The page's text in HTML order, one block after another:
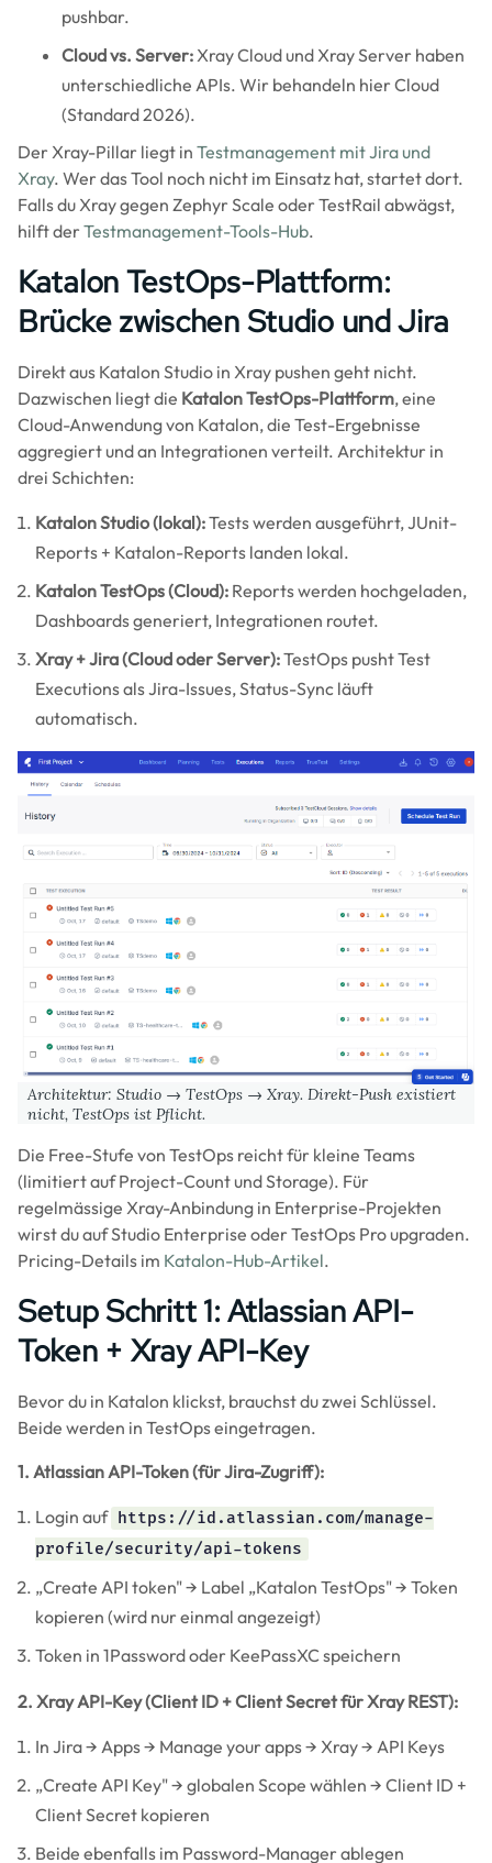
pushbar.
Cloud vs. Server:Xray Cloud und Xray Server haben
unterschiedliche APIs. Wir behandeln hier Cloud
(Standard 2026).
Der Xray-Pillar liegt in Testmanagement mit Jira und
Xray. Wer das Tool noch nicht im Einsatz hat, startet dort.
Falls du Xray gegen Zephyr Scale oder TestRail abwägst,
hilft derTestmanagement-Tools-Hub.
Katalon TestOps-Plattform:
Brücke zwischen Studio und Jira
Direkt aus Katalon Studio in Xray pushen geht nicht.
Dazwischen liegt die Katalon TestOps-Plattform, eine
Cloud-Anwendung von Katalon, die Test-Ergebnisse
aggregiert und an Integrationen verteilt. Architektur in
drei Schichten:
Katalon Studio (lokal):Tests werden ausgeführt, JUnit-
Reports + Katalon-Reports landen lokal.
Katalon TestOps (Cloud): Reports werden hochgeladen,
Dashboards generiert, Integrationen routet.
Xray + Jira (Cloud oder Server):TestOps pusht Test
Executions als Jira-Issues, Status-Sync läuft
automatisch.
Architektur: Studio → TestOps → Xray. Direkt-Push existiert
nicht, TestOps ist Pflicht.
Die Free-Stufe von TestOps reicht für kleine Teams
(limitiert auf Project-Count und Storage). Für
regelmässige Xray-Anbindung in Enterprise-Projekten
wirst du auf Studio Enterprise oder TestOps Pro upgraden.
Pricing-Details im Katalon-Hub-Artikel.
Setup Schritt 1: Atlassian API-
Token + Xray API-Key
Bevor du in Katalon klickst, brauchst du zwei Schlüssel.
Beide werden in TestOps eingetragen.
1. Atlassian API-Token (für Jira-Zugriff):
Login auf
https://id.atlassian.com/manage-
profile/security/api-tokens
„Create API token" → Label „Katalon TestOps" → Token
kopieren (wird nur einmal angezeigt)
Token in 1Password oder KeePassXC speichern
2. Xray API-Key (Client ID + Client Secret für Xray REST):
In Jira → Apps → Manage your apps → Xray → API Keys
„Create API Key" → globalen Scope wählen → Client ID +
Client Secret kopieren
Beide ebenfalls im Password-Manager ablegen